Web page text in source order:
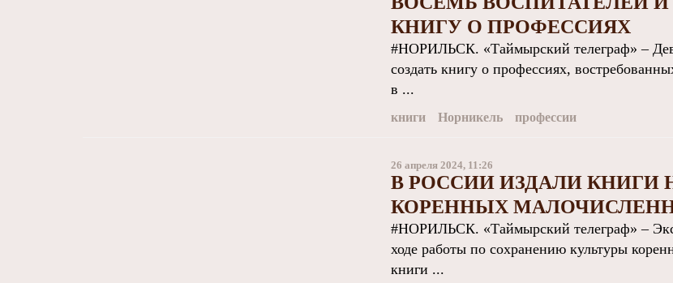
КНИГУ О ПРОФЕССИЯХ
#НОРИЛЬСК. «Таймырский телеграф» –
создать книгу о профессиях,
в ...
книги Норникель профессии
26 апреля 2024, 11:26
В РОССИИ ИЗДАЛИ КНИГИ
КОРЕННЫХ
#НОРИЛЬСК. «Таймырский телеграф» –
ходе работы по сохранению культуры
книги ...